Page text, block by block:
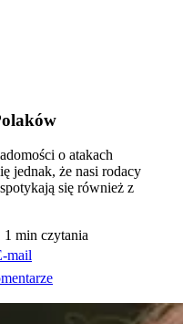
o atakach
jednak, że nasi rodacy
się również z
1 min czytania
mail